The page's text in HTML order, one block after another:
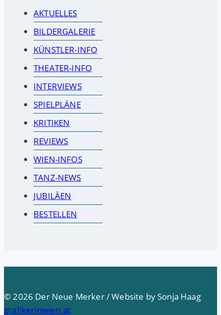
AKTUELLES
BILDERGALERIE
KÜNSTLER-INFO
THEATER-INFO
INTERVIEWS
SPIELPLÄNE
KRITIKEN
REVIEWS
WIEN-INFOS
TANZ-NEWS
JUBILÄEN
BESTELLEN
© 2026 Der Neue Merker / Website by Sonja Haag
grafikerinwien.at